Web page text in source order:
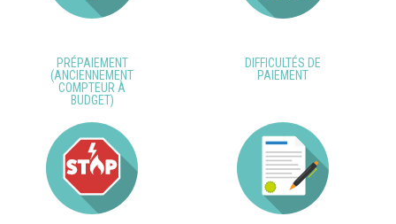
PRÉPAIEMENT
(ANCIENNEMENT
COMPTEUR À
BUDGET)
DIFFICULTÉS DE
PAIEMENT